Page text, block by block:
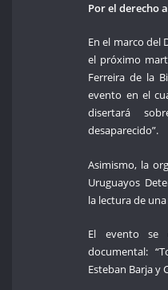
Por el derecho
En el marco del
el próximo
Ferreira de la
evento en el
disertará
desaparecido”.
Asimismo, la
Uruguayos
la lectura de
El evento se
documental:
Esteban Barja y